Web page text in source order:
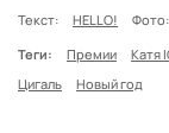
Текст: HELLO! Фото:
Теги:
Премии Катя
Цигаль
Новый год